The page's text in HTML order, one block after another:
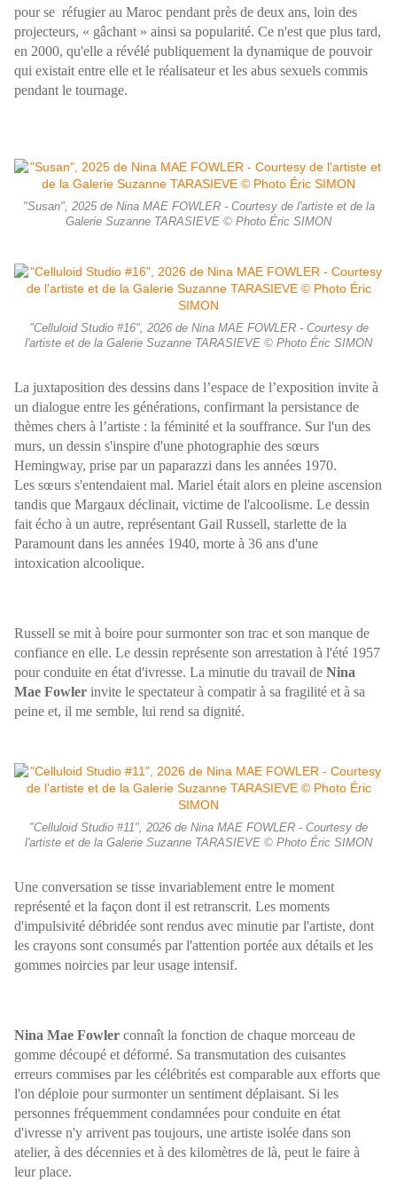
pour se réfugier au Maroc pendant près de deux ans, loin des
projecteurs, « gâchant » ainsi sa popularité. Ce n'est que plus tard,
en 2000, qu'elle a révélé publiquement la dynamique de pouvoir
qui existait entre elle et le réalisateur et les abus sexuels commis
pendant le tournage.
"Susan", 2025 de Nina MAE FOWLER - Courtesy de l'artiste et de la
Galerie Suzanne TARASIEVE © Photo Éric SIMON
"Celluloid Studio #16", 2026 de Nina MAE FOWLER - Courtesy de
l'artiste et de la Galerie Suzanne TARASIEVE © Photo Éric SIMON
La juxtaposition des dessins dans l’espace de l’exposition invite à
un dialogue entre les générations, confirmant la persistance de
thèmes chers à l’artiste : la féminité et la souffrance. Sur l'un des
murs, un dessin s'inspire d'une photographie des sœurs
Hemingway, prise par un paparazzi dans les années 1970.
Les sœurs s'entendaient mal. Mariel était alors en pleine ascension
tandis que Margaux déclinait, victime de l'alcoolisme. Le dessin
fait écho à un autre, représentant Gail Russell, starlette de la
Paramount dans les années 1940, morte à 36 ans d'une
intoxication alcoolique.
Russell se mit à boire pour surmonter son trac et son manque de
confiance en elle. Le dessin représente son arrestation à l'été 1957
pour conduite en état d'ivresse. La minutie du travail de Nina
Mae Fowler invite le spectateur à compatir à sa fragilité et à sa
peine et, il me semble, lui rend sa dignité.
"Celluloid Studio #11", 2026 de Nina MAE FOWLER - Courtesy de
l'artiste et de la Galerie Suzanne TARASIEVE © Photo Éric SIMON
Une conversation se tisse invariablement entre le moment
représenté et la façon dont il est retranscrit. Les moments
d'impulsivité débridée sont rendus avec minutie par l'artiste, dont
les crayons sont consumés par l'attention portée aux détails et les
gommes noircies par leur usage intensif.
Nina Mae Fowler connaît la fonction de chaque morceau de
gomme découpé et déformé. Sa transmutation des cuisantes
erreurs commises par les célébrités est comparable aux efforts que
l'on déploie pour surmonter un sentiment déplaisant. Si les
personnes fréquemment condamnées pour conduite en état
d'ivresse n'y arrivent pas toujours, une artiste isolée dans son
atelier, à des décennies et à des kilomètres de là, peut le faire à
leur place.